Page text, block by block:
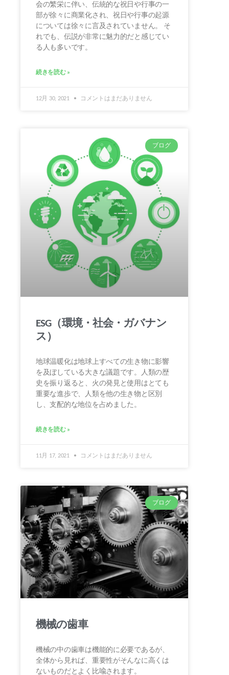
会の繁栄に伴い、伝統的な祝日や行事の一
部が徐々に商業化され、祝日や行事の起源
については徐々に言及されていません。 そ
れでも、伝説が非常に魅力的だと感じてい
る人も多いです。
続きを読む »
12月 30, 2021 コメントはまだありません
ブログ
ESG（環境・社会・ガバナン
ス）
地球温暖化は地球上すべての生き物に影響
を及ぼしている大きな議題です。人類の歴
史を振り返ると、火の発見と使用はとても
重要な進歩で、人類を他の生き物と区別
し、支配的な地位を占めました。
続きを読む »
11月 17, 2021 コメントはまだありません
ブログ
機械の歯車
機械の中の歯車は機能的に必要であるが、
全体から見れば、重要性がそんなに高くは
ないものだとよく比喩されます。